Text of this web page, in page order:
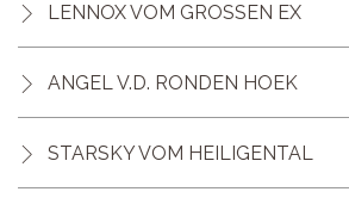
LENNOX VOM GROSSEN EX
ANGEL V.D. RONDEN HOEK
STARSKY VOM HEILIGENTAL